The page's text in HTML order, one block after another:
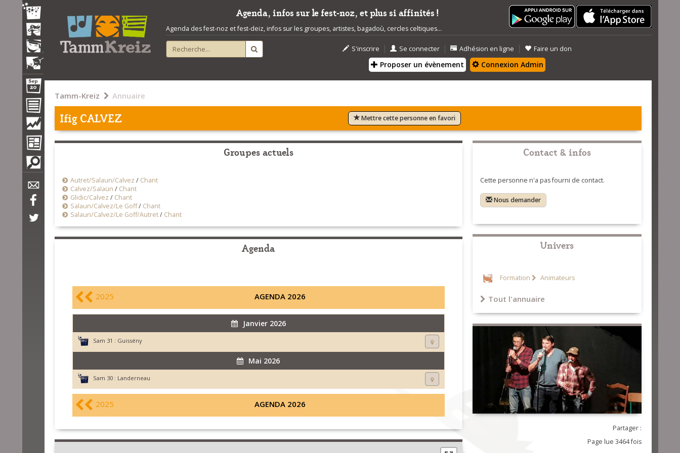
Agenda, infos sur le fest-noz, et plus si affinités !
Agenda des fest-noz et fest-deiz, infos sur les groupes, artistes, bagadoù, cercles celtiques...
S'inscrire | Se connecter | Adhésion en ligne | Faire un don
Proposer un évènement Connexion Admin
Tamm-Kreiz Annuaire
Ifig CALVEZ Mettre cette personne en favori
Groupes actuels
Autret/Salaun/Calvez / Chant
Calvez/Salaün / Chant
Glidic/Calvez / Chant
Salaun/Calvez/Le Goff/ Chant
Salaun/Calvez/Le Goff/Autret/ Chant
Agenda
2025 AGENDA 2026
Janvier 2026
Sam 31 : Guissény
Mai 2026
Sam 30 : Landerneau
2025 AGENDA 2026
Contact & infos
Cette personne n'a pas fourni de contact.
Nous demander
Univers
Formation Animateurs
Tout l'annuaire
Partager :
Page lue 3464 fois